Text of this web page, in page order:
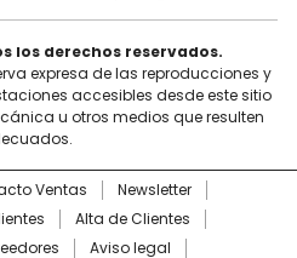
los derechos reservados.
expresa de las reproducciones y
accesibles desde este sitio
u otros medios que resulten
Ventas
Newsletter
Alta de Clientes
Aviso legal